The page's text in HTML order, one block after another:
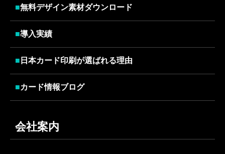
■無料デザイン素材ダウンロード
■導入実績
■ 日本カード印刷が選ばれる理由
■カード情報ブログ
会社案内